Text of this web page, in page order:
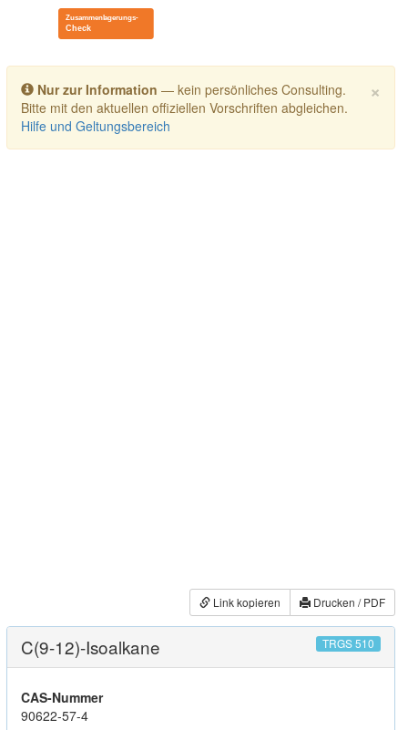
Toggle navigation
×
Nur zur Information — kein persönliches Consulting.
Bitte mit den aktuellen offiziellen Vorschriften abgleichen.
Hilfe und Geltungsbereich
Link kopieren Drucken / PDF
C(9-12)-Isoalkane TRGS 510
CAS-Nummer
90622-57-4